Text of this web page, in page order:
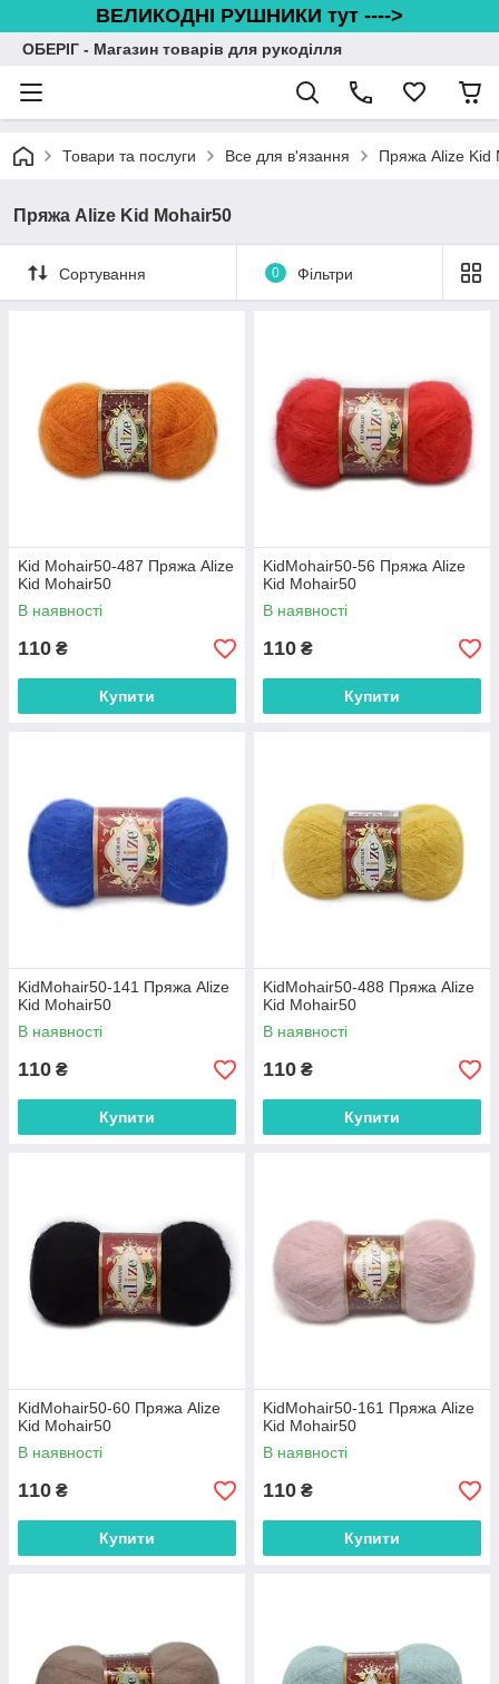
ВЕЛИКОДНІ РУШНИКИ тут ---->
ОБЕРІГ - Магазин товарів для рукоділля
Товари та послуги Все для в'язання Пряжа Alize Kid
Пряжа Alize Kid Mohair50
Сортування 0 Фільтри
Kid Mohair50-487 Пряжа Alize
Kid Mohair50
В наявності
110 ₴
Купити
KidMohair50-56 Пряжа Alize
Kid Mohair50
В наявності
110 ₴
Купити
KidMohair50-141 Пряжа Alize
Kid Mohair50
В наявності
110 ₴
Купити
KidMohair50-488 Пряжа Alize
Kid Mohair50
В наявності
110 ₴
Купити
KidMohair50-60 Пряжа Alize
Kid Mohair50
В наявності
110 ₴
Купити
KidMohair50-161 Пряжа Alize
Kid Mohair50
В наявності
110 ₴
Купити